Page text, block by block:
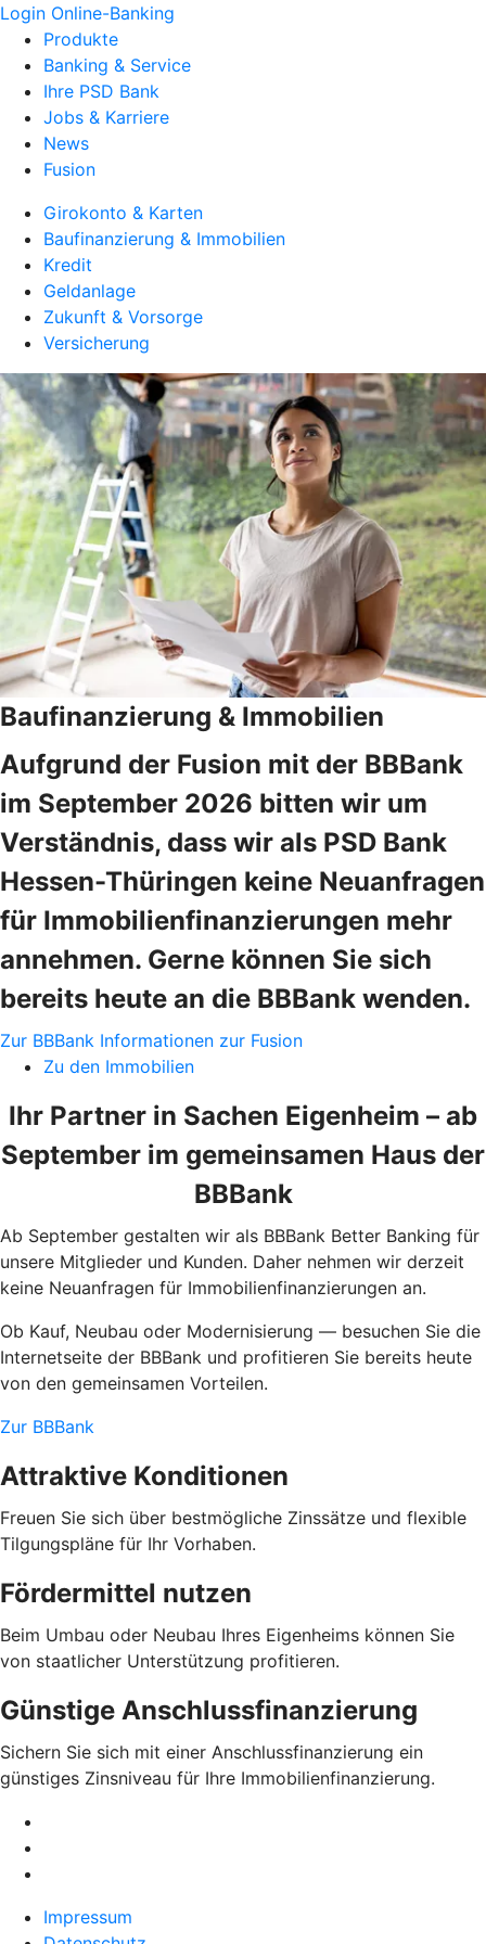
Login Online-Banking
Produkte
Banking & Service
Ihre PSD Bank
Jobs & Karriere
News
Fusion
Girokonto & Karten
Baufinanzierung & Immobilien
Kredit
Geldanlage
Zukunft & Vorsorge
Versicherung
Baufinanzierung & Immobilien
Aufgrund der Fusion mit der BBBank
im September 2026 bitten wir um
Verständnis, dass wir als PSD Bank
Hessen-Thüringen keine Neuanfragen
für Immobilienfinanzierungen mehr
annehmen. Gerne können Sie sich
bereits heute an die BBBank wenden.
Zur BBBank Informationen zur Fusion
Zu den Immobilien
Ihr Partner in Sachen Eigenheim – ab
September im gemeinsamen Haus der
BBBank
Ab September gestalten wir als BBBank Better Banking für
unsere Mitglieder und Kunden. Daher nehmen wir derzeit
keine Neuanfragen für Immobilienfinanzierungen an.
Ob Kauf, Neubau oder Modernisierung — besuchen Sie die
Internetseite der BBBank und profitieren Sie bereits heute
von den gemeinsamen Vorteilen.
Zur BBBank
Attraktive Konditionen
Freuen Sie sich über bestmögliche Zinssätze und flexible
Tilgungspläne für Ihr Vorhaben.
Fördermittel nutzen
Beim Umbau oder Neubau Ihres Eigenheims können Sie
von staatlicher Unterstützung profitieren.
Günstige Anschlussfinanzierung
Sichern Sie sich mit einer Anschlussfinanzierung ein
günstiges Zinsniveau für Ihre Immobilienfinanzierung.
Impressum